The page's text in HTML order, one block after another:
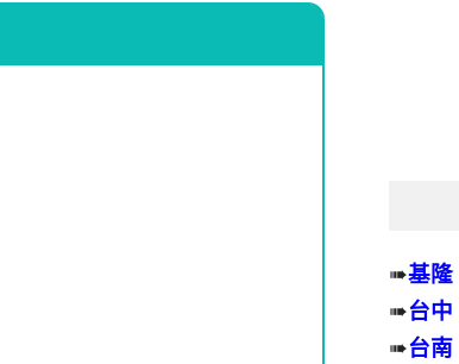
➠基隆
➠台中
➠台南